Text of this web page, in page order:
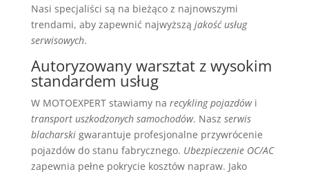
Nasi specjaliści są na bieżąco z najnowszymi
trendami, aby zapewnić najwyższą jakość usług
serwisowych.
Autoryzowany warsztat z wysokim
standardem usług
W MOTOEXPERT stawiamy na recykling pojazdówi
transport uszkodzonych samochodów. Nasz serwis
blacharskigwarantuje profesjonalne przywrócenie
pojazdów do stanu fabrycznego. Ubezpieczenie OC/AC
zapewnia pełne pokrycie kosztów napraw. Jako